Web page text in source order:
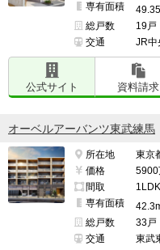
専有面積
総戸数
19戸
交通
JR中
公式サイト 資料請求
オーベルアーバンツ東武練馬
所在地
東京
価格
5900
間取
専有面積
総戸数
33戸
交通
東武